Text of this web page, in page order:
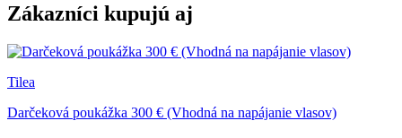
Zákazníci kupujú aj
Tilea
Darčeková poukážka 300 € (Vhodná na napájanie vlasov)